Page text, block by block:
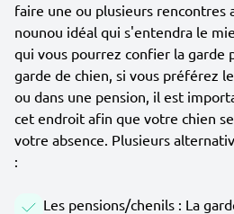
faire une ou plusieurs rencontres
nounou idéal qui s'entendra le
qui vous pourrez confier la garde
garde de chien, si vous préférez
ou dans une pension, il est
cet endroit afin que votre chien
votre absence. Plusieurs
:
Les pensions/chenils : La